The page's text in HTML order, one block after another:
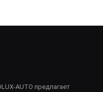
AUTO предлагает